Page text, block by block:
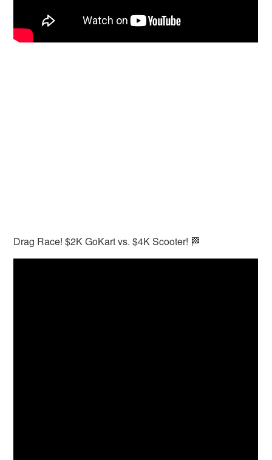
Drag Race! $2K GoKart vs. $4K Scooter! 🏁